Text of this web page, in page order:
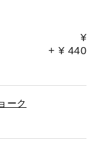
¥
+ ¥ 440
ーク